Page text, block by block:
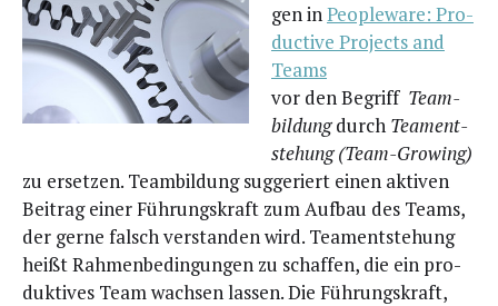
gen inPeo­p­le­wa­re: Pro­
duc­ti­ve Pro­jects and
Teams
vor den Begriff Team­
bil­dungdurch Team­ent­
ste­hung (Team-Gro­wing)
zu erset­zen. Team­bil­dung sug­ge­riert einen akti­ven
Bei­trag einer Füh­rungs­kraft zum Auf­bau des Teams,
der ger­ne falsch ver­stan­den wird. Team­ent­ste­hung
heißt Rah­men­be­din­gun­gen zu schaf­fen, die ein pro­
duk­ti­ves Team wach­sen las­sen. Die Füh­rungs­kraft,